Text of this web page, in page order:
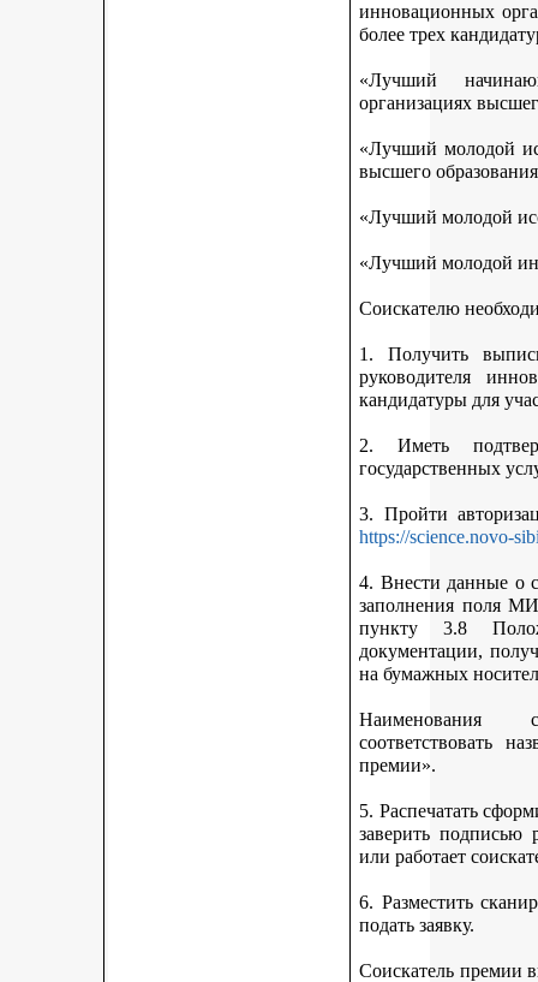
инновационных
более трех
«Лучший
организациях
«Лучший молодой
высшего
«Лучший молодой
«Лучший молодой
Соискателю
1. Получить
руководителя
кандидатуры для
2. Иметь
государственных
3. Пройти
https://science.novo-
4. Внести данные о
заполнения поля
пункту 3.8
документации,
на бумажных
Наименования
соответствовать
премии».
5. Распечатать
заверить подписью
или работает
6. Разместить
подать заявку.
Соискатель премии